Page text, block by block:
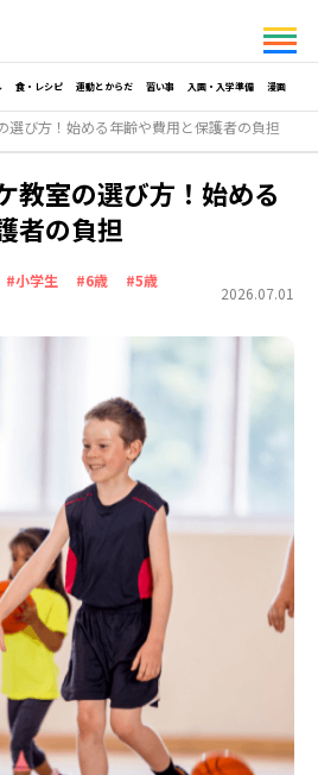
食・レシピ 運動とからだ 習い事 入園・入学準備 漫画
選び方！始める年齢や費用と保護者の負担
教室の選び方！始める
者の負担
#小学生 #6歳
#5歳
2026.07.01